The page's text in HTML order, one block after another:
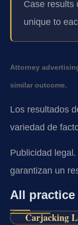
Case results
unique to
Attorney
similar outcome.
Los resultados
variedad de
Publicidad
garantizan un
All practice
Carjacking